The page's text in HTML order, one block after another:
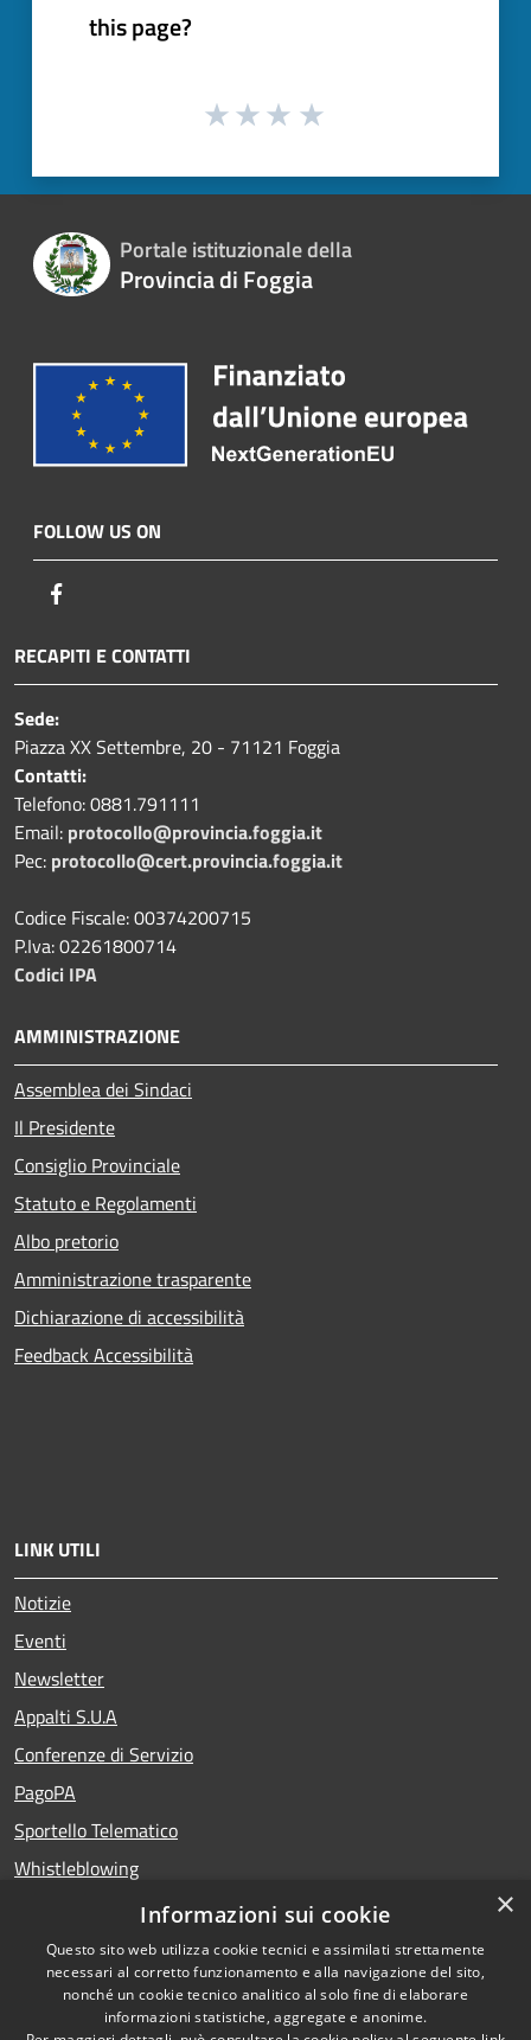
this page?
Portale istituzionale della
Provincia di Foggia
FOLLOW US ON
RECAPITI E CONTATTI
Sede:
Piazza XX Settembre, 20 - 71121 Foggia
Contatti:
Telefono: 0881.791111
Email: protocollo@provincia.foggia.it
Pec: protocollo@cert.provincia.foggia.it
Codice Fiscale: 00374200715
P.Iva: 02261800714
Codici IPA
AMMINISTRAZIONE
Assemblea dei Sindaci
Il Presidente
Consiglio Provinciale
Statuto e Regolamenti
Albo pretorio
Amministrazione trasparente
Dichiarazione di accessibilità
Feedback Accessibilità
LINK UTILI
Notizie
Eventi
Newsletter
Appalti S.U.A
Conferenze di Servizio
PagoPA
Sportello Telematico
Whistleblowing
Teatro del Fuoco
Portale Storico della Provincia di Foggia
RSS Copyright © 2026 •
×
Informazioni sui cookie
Questo sito web utilizza cookie tecnici e assimilati strettamente
necessari al corretto funzionamento e alla navigazione del sito,
nonché un cookie tecnico analitico al solo fine di elaborare
informazioni statistiche, aggregate e anonime.